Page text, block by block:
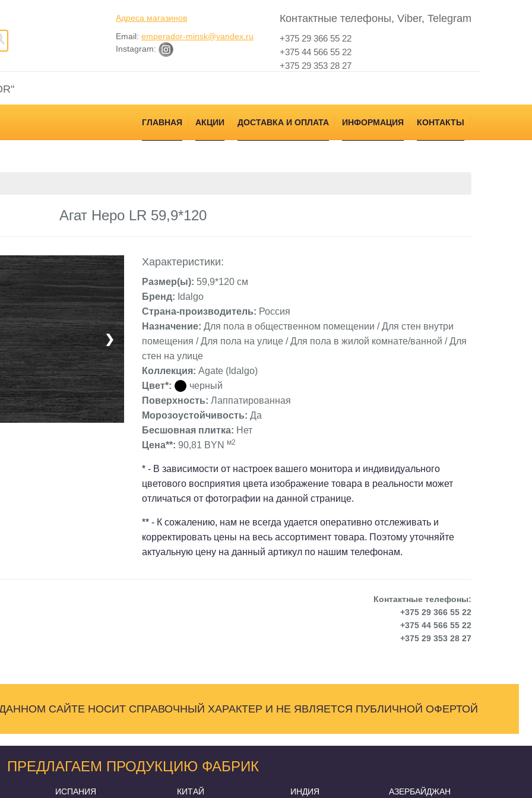
Адреса магазинов
Email: emperador-minsk@yandex.ru
Instagram:
Контактные телефоны, Viber, Telegram
+375 29 366 55 22
+375 44 566 55 22
+375 29 353 28 27
ГЛАВНАЯ АКЦИИ ДОСТАВКА И ОПЛАТА ИНФОРМАЦИЯ КОНТАКТЫ
Агат Неро LR 59,9*120
❯
Характеристики:
Размер(ы): 59,9*120 см
Бренд: Idalgo
Страна-производитель: Россия
Назначение: Для пола в общественном помещении / Для стен внутри
помещения / Для пола на улице / Для пола в жилой комнате/ванной / Для
стен на улице
Коллекция: Agate (Idalgo)
Цвет*:
черный
Поверхность: Лаппатированная
Морозоустойчивость: Да
Бесшовная плитка: Нет
Цена**: 90,81 BYN м2
* - В зависимости от настроек вашего монитора и индивидуального
цветового восприятия цвета изображение товара в реальности может
отличаться от фотографии на данной странице.
** - К сожалению, нам не всегда удается оперативно отслеживать и
корректировать цены на весь ассортимент товара. Поэтому уточняйте
актуальную цену на данный артикул по нашим телефонам.
Контактные телефоны:
+375 29 366 55 22
+375 44 566 55 22
+375 29 353 28 27
САЙТЕ НОСИТ СПРАВОЧНЫЙ ХАРАКТЕР И НЕ ЯВЛЯЕТСЯ ПУБЛИЧНОЙ ОФЕРТОЙ
ПРЕДЛАГАЕМ ПРОДУКЦИЮ ФАБРИК
ИСПАНИЯ КИТАЙ ИНДИЯ АЗЕРБАЙДЖАН